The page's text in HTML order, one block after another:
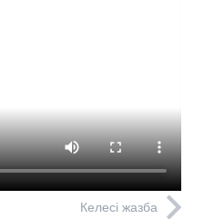
Келесі жазба